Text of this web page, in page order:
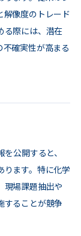
解像度のトレード
る際には、潜在
確実性が高まる
公開すると、
ります。特に化学
現場課題抽出や
することが競争